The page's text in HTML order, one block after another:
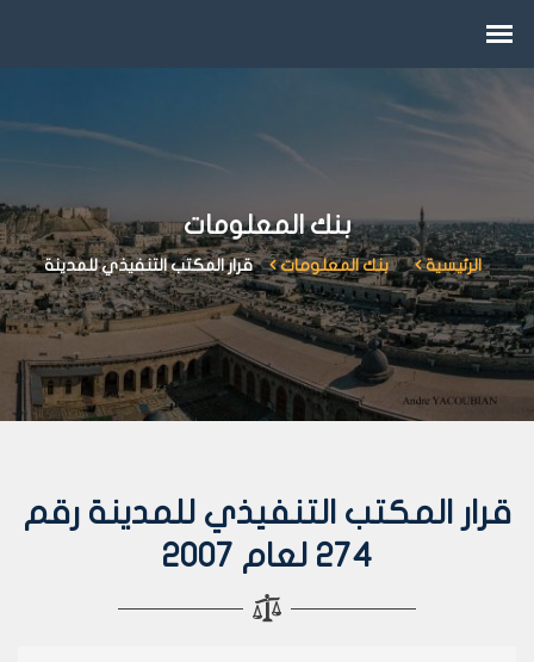
بنك المعلومات
الرئيسية بنك المعلومات قرار المكتب التنفيذي للمدينة
قرار المكتب التنفيذي للمدينة رقم
274 لعام 2007